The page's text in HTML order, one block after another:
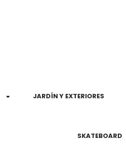
JARDÍN Y EXTERIORES
SKATEBOARD